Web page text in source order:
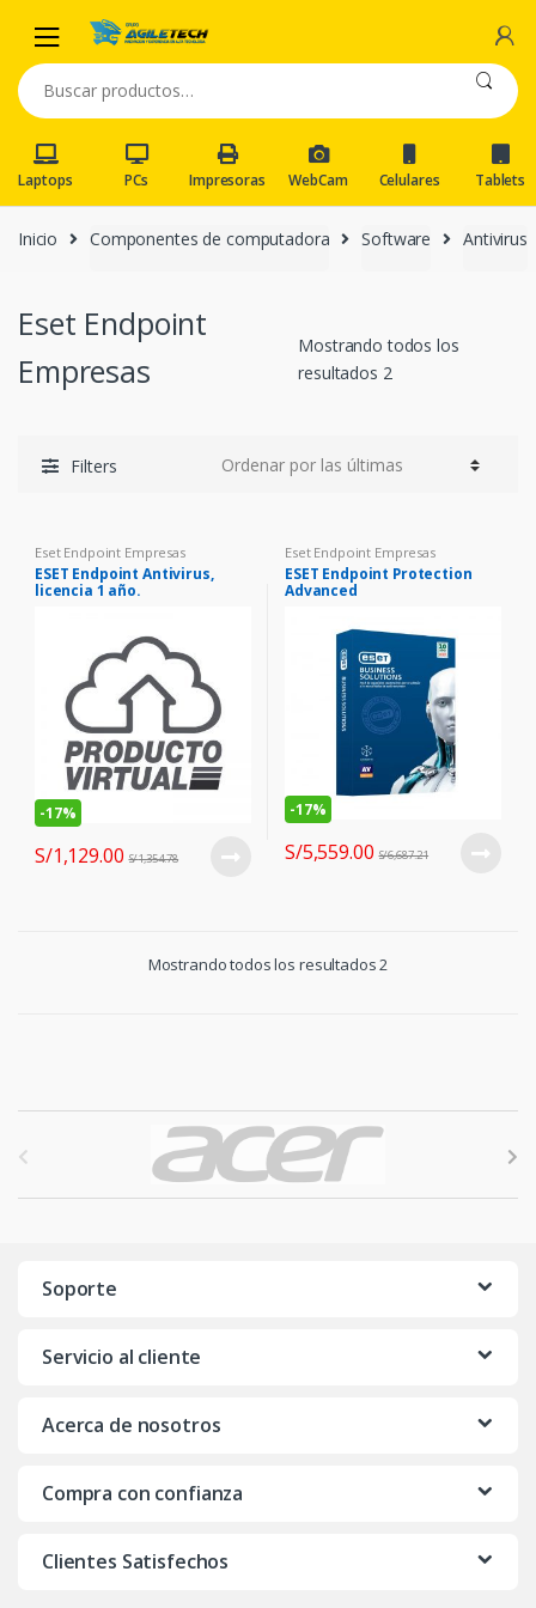
navigation
content
Buscar
por:
Laptops PCs Impresoras WebCam Celulares Tablets
Inicio Componentes de computadora Software Antivirus
Eset Endpoint
Empresas
Mostrando todos los
resultados 2
Filters
Eset Endpoint Empresas
ESET Endpoint Antivirus,
licencia 1 año.
-17%
S/1,129.00 S/1,354.78
Eset Endpoint Empresas
ESET Endpoint Protection
Advanced
-17%
S/5,559.00 S/6,687.21
Mostrando todos los resultados 2
Soporte
Servicio al cliente
Acerca de nosotros
Compra con confianza
Clientes Satisfechos